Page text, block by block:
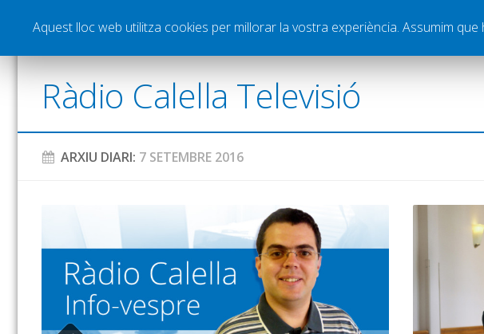
Notícies Esports Pòdcasts Vídeos Graella Publicitat
Ràdio Calella Televisió
ARXIU DIARI: 7 SETEMBRE 2016
Aquest lloc web utilitza cookies per millorar la vostra experiència. Assumim